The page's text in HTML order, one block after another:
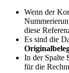
Wenn der
diese
Es sind die
In der Spalte
für die